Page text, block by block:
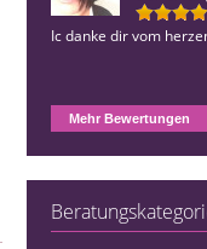
Ic danke dir vom
Mehr Bewertungen